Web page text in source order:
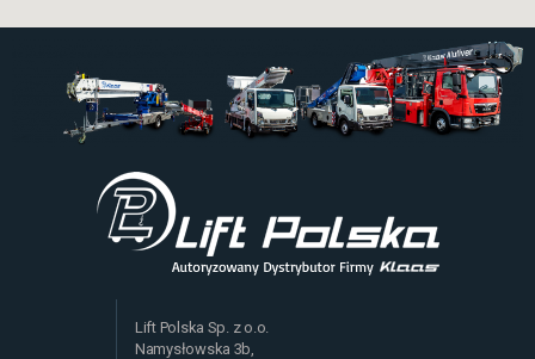
Lift Polska Sp. z o.o.
Namysłowska 3b,